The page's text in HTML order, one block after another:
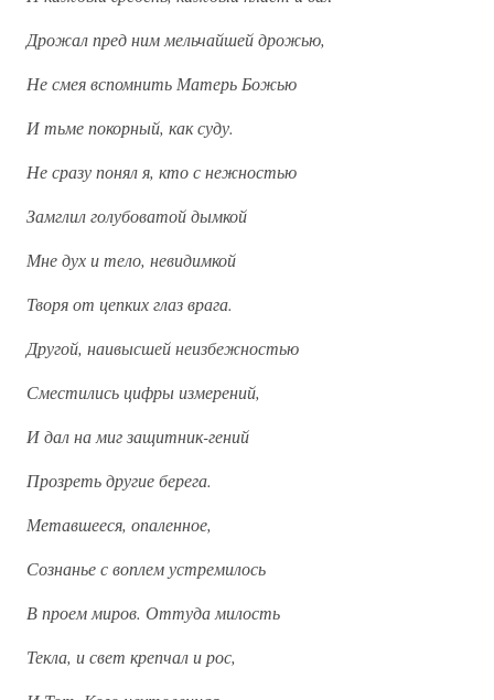
Дрожал пред ним мельчайшей дрожью,
Не смея вспомнить Матерь Божью
И тьме покорный, как суду.
Не сразу понял я, кто с нежностью
Замглил голубоватой дымкой
Мне дух и тело, невидимкой
Творя от цепких глаз врага.
Другой, наивысшей неизбежностью
Сместились цифры измерений,
И дал на миг защитник-гений
Прозреть другие берега.
Метавшееся, опаленное,
Сознанье с воплем устремилось
В проем миров. Оттуда милость
Текла, и свет крепчал и рос,